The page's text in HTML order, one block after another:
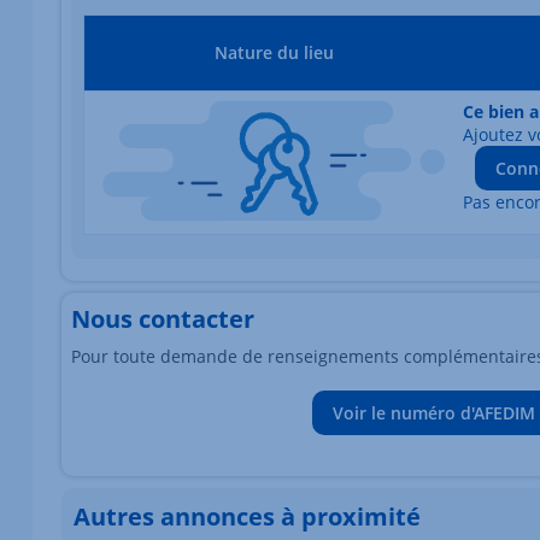
Nature du lieu
Ce bien
Ajoutez
Pas
Nous contacter
Pour toute demande de renseignements
Voir le numéro d'AFEDIM
Autres annonces à proximité